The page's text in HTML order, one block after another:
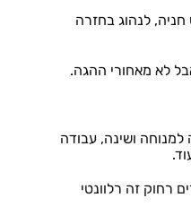
לנהוג בחזרה
אבל לא מאחורי ההגה.
למנוחה ושינה, עבודה
רחוק זה רלוונטי